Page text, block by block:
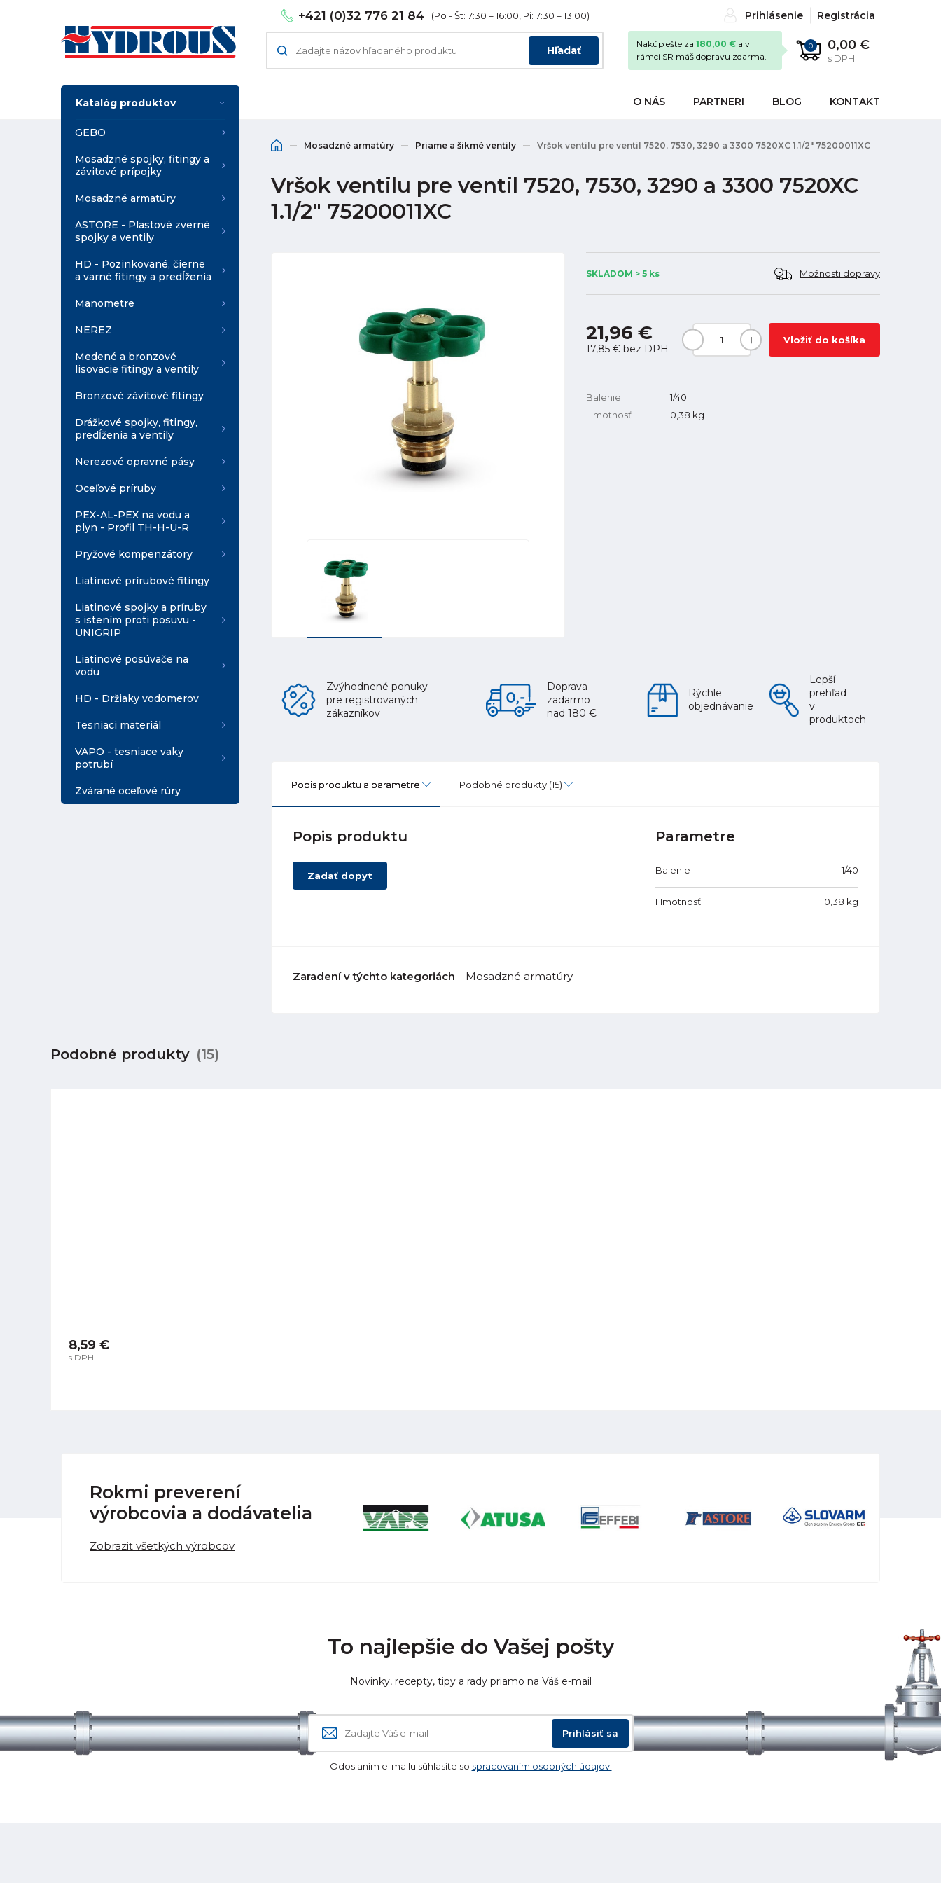
+421 (0)32 776 21 84 (Po - Št: 7:30 – 16:00, Pi: 7:30 – 13:00) Prihlásenie Registrácia
Hľadať 0 0,00 €
s DPH
Nakúp ešte za 180,00 € a v
rámci SR máš dopravu zdarma.
O NÁS PARTNERI BLOG KONTAKT
Katalóg produktov
GEBO
Mosadzné spojky, fitingy a
závitové prípojky
Mosadzné armatúry
ASTORE - Plastové zverné
spojky a ventily
HD - Pozinkované, čierne
a varné fitingy a predĺženia
Manometre
NEREZ
Medené a bronzové
lisovacie fitingy a ventily
Bronzové závitové fitingy
Drážkové spojky, fitingy,
predĺženia a ventily
Nerezové opravné pásy
Oceľové príruby
PEX-AL-PEX na vodu a
plyn - Profil TH-H-U-R
Pryžové kompenzátory
Liatinové prírubové fitingy
Liatinové spojky a príruby
s istením proti posuvu -
UNIGRIP
Liatinové posúvače na
vodu
HD - Držiaky vodomerov
Tesniaci materiál
VAPO - tesniace vaky
potrubí
Zvárané oceľové rúry
Mosadzné armatúry Priame a šikmé ventily Vršok ventilu pre ventil 7520, 7530, 3290 a 3300 7520XC 1.1/2" 75200011XC
Vršok ventilu pre ventil 7520, 7530, 3290 a 3300 7520XC
1.1/2" 75200011XC
SKLADOM > 5 ks Možnosti dopravy
21,96 €
17,85 € bez DPH
Vložiť do košíka
Balenie
1/40
Hmotnosť
0,38 kg
Zvýhodnené ponuky
pre registrovaných
zákazníkov
Doprava
zadarmo
nad 180 €
Rýchle
objednávanie
Lepší
prehľad
v
produktoch
Popis produktu a parametre Podobné produkty (15)
Popis produktu
Zadať dopyt
Parametre
Balenie 1/40
Hmotnosť 0,38 kg
Zaradení v týchto kategoriách Mosadzné armatúry
Podobné produkty (15)
8,59 €
s DPH
Rokmi preverení
výrobcovia a dodávatelia
Zobraziť všetkých výrobcov
To najlepšie do Vašej pošty
Novinky, recepty, tipy a rady priamo na Váš e-mail
Prihlásiť sa
Odoslaním e-mailu súhlasíte so spracovaním osobných údajov.